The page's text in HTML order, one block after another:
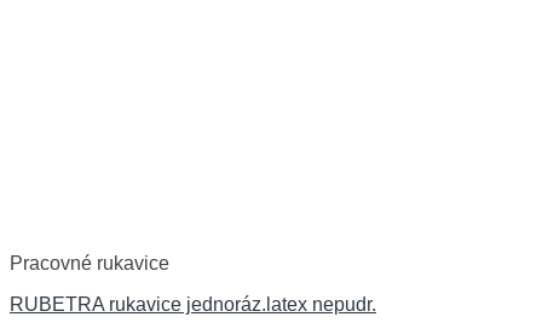
Pracovné rukavice
RUBETRA rukavice jednoráz.latex nepudr.